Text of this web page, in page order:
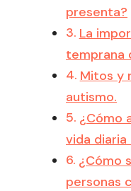
presenta?
La
temprana
Mitos y
autismo.
¿Cómo
vida diaria
¿Cómo
personas